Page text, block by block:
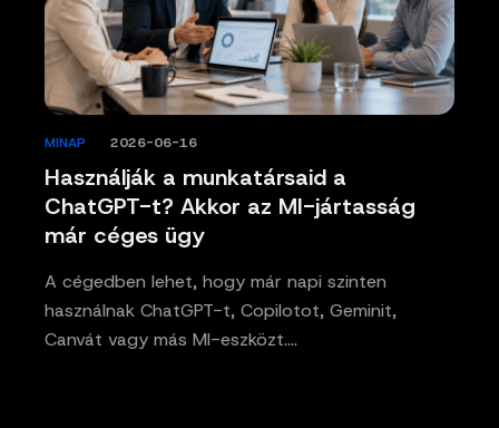
Használják a munkatársaid a
ChatGPT-t? Akkor az MI-jártasság
már céges ügy
MINAP 2026-06-16
A cégedben lehet, hogy már napi szinten
használnak ChatGPT-t, Copilotot, Geminit,
Canvát vagy más MI-eszközt.…